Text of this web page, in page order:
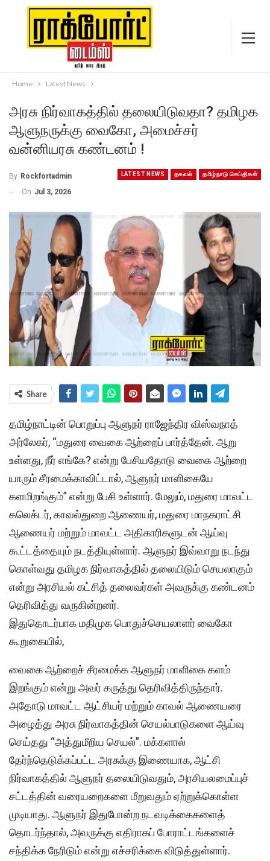
Home Latest News
அரசு நிர்வாகத்தில் தலையிடுவதா? தமிழக
ஆளுநருக்கு வைகோ, அமைச்சர்
வன்னியரசு கண்டனம் !
LATEST NEWS தகவல் தமிழ்நாடு செய்திகள்
By Rockfortadmin
On Jul 3, 2026
Share
தமிழ்நாட்டின் பொறுப்பு ஆளுநர் ராஜேந்திர விஸ்வநாத்
அர்லேகர், “மதுரை வைகை ஆற்றைப் பார்த்தேன். ஆறு
உள்ளது, நீர் எங்கே? என்று பேசியதோடு வைகை ஆற்றை
யாரும் சீரமைக்காவிட்டால், ஆளுநர் மாளிகையே
களமிறங்கும்” என்று பேசி உள்ளார். மேலும், மதுரை மாவட்ட
கலெக்டர், காவல்துறை ஆணையர், மதுரை மாநகராட்சி
ஆணையர் மற்றும் மாவட்ட அதிகாரிகளுடன் ஆய்வு
கூட்டத்தையும் நடத்தியுள்ளார். ஆளுநர் இவ்வாறு நடந்து
கொள்வது தமிழக நிர்வாகத்தில் தலையிடும் செயலாகும்
என்று அரசியல் கட்சித் தலைவர்கள் அவருக்கு கண்டனம்
தெரிவித்து வருகின்றனர்.
இதுதொடர்பாக மதிமுக பொதுச்செயலாளர் வைகோ
கூறுகையில்,
வைகை ஆற்றைச் சீரமைக்க ஆளுநர் மாளிகை களம்
இறங்கும் என்று அவர் கருத்து தெரிவித்திருந்தார்.
அதோடு மாவட்ட ஆட்சியர் மற்றும் காவல் ஆணையரை
அழைத்து அரசு நிர்வாகத்தின் செயல்பாடுகளை ஆய்வு
செய்தது “அத்துமீறிய செயல்”. மக்களால்
தேர்ந்தெடுக்கப்பட்ட அரசுக்கு இணையாக, ஆட்சி
நிர்வாகத்தில் ஆளுநர் தலையிடுவதும், அரசியலமைப்புச்
சட்டத்தின் வரையறைகளை மீறுவதும் ஏற்றுக்கொள்ள
முடியாது. ஆளுநர் இதுபோன்ற நடவடிக்கைகளைத்
தொடர்ந்தால், அவருக்கு எதிராகப் போராட்டங்களைச்
சந்திக்க நேரிடும் என்று எச்சரிக்கை விடுத்துள்ளார்.